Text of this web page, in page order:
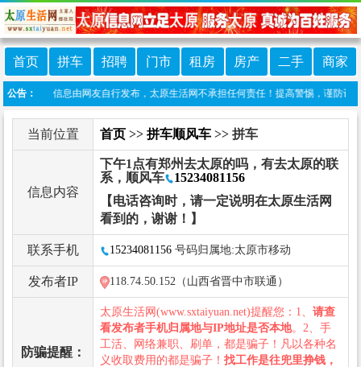
首页 拼车 招聘 门市 租房 房产 二手 商家
公告：
：本栏目信息由网友自行发布，太原生活网不承担任何责任！提高警惕，谨防诈骗
当前位置 首页 >> 拼车顺风车 >> 拼车
信息内容
下午1点有郑州去太原的吗，有去太原的联
系，顺风车
15234081156
【电话咨询时，请一定说明在太原生活网
看到的，谢谢！】
联系手机 15234081156 号码归属地:太原市移动
发布者IP 118.74.50.152（山西省晋中市联通）
防骗提醒：
太原生活网(www.sxtaiyuan.net)提醒您：1、 请查
看发布者手机归属地与IP地址是否本地。2、手
工活、网络兼职、刷单，都是骗子！凡以各种名
义收取费用的都是骗子！ 找工作是往兜里挣钱，